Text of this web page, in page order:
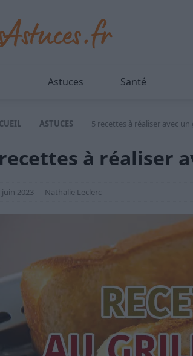
Astuces Santé
ASTUCES 5 recettes à réaliser avec
à réaliser
juin 2023 Nathalie Leclerc